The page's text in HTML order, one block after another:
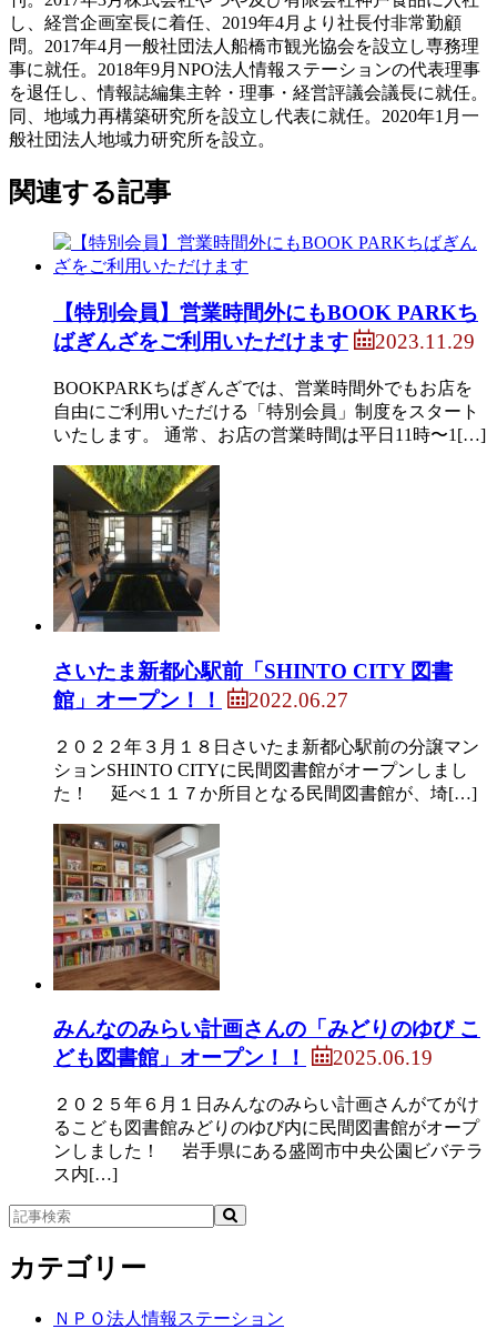
し、経営企画室長に着任、2019年4月より社長付非常勤顧
問。2017年4月一般社団法人船橋市観光協会を設立し専務理
事に就任。2018年9月NPO法人情報ステーションの代表理事
を退任し、情報誌編集主幹・理事・経営評議会議長に就任。
同、地域力再構築研究所を設立し代表に就任。2020年1月一
般社団法人地域力研究所を設立。
関連する記事
【特別会員】営業時間外にもBOOK PARKち
ばぎんざをご利用いただけます
2023.11.29
BOOKPARKちばぎんざでは、営業時間外でもお店を
自由にご利用いただける「特別会員」制度をスタート
いたします。 通常、お店の営業時間は平日11時〜1[…]
さいたま新都心駅前「SHINTO CITY 図書
館」オープン！！
2022.06.27
２０２２年３月１８日さいたま新都心駅前の分譲マン
ションSHINTO CITYに民間図書館がオープンしまし
た！ 延べ１１７か所目となる民間図書館が、埼[…]
みんなのみらい計画さんの「みどりのゆび こ
ども図書館」オープン！！
2025.06.19
２０２５年６月１日みんなのみらい計画さんがてがけ
るこども図書館みどりのゆび内に民間図書館がオープ
ンしました！ 岩手県にある盛岡市中央公園ビバテラ
ス内[…]
カテゴリー
ＮＰＯ法人情報ステーション